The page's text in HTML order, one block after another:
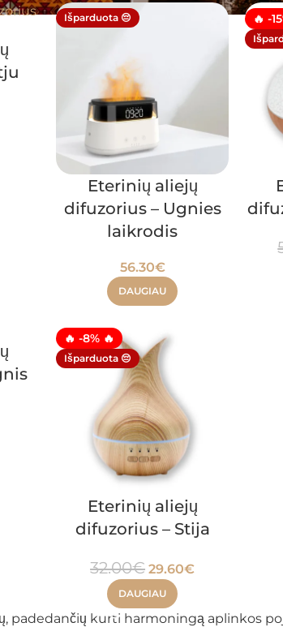
Išparduota 😔
Eterinių aliejų
difuzorius – Ugnies
laikrodis
56.30€
DAUGIAU
🔥 -
🔥 -8% 🔥
Išparduota 😔
Eterinių aliejų
difuzorius – Stija
32.00€ 29.60€
DAUGIAU
padedančių kurti harmoningą aplinkos